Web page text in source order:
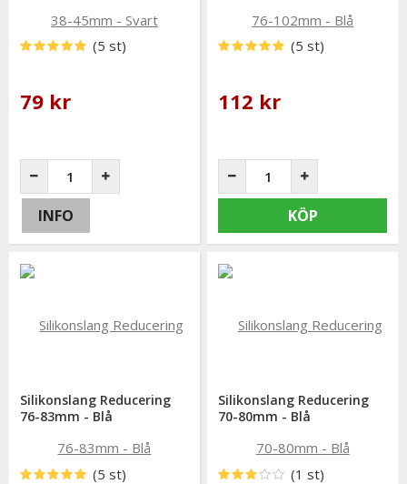
(5 st)
79 kr
INFO
(5 st)
112 kr
KÖP
Silikonslang Reducering
76-83mm - Blå
(5 st)
Silikonslang Reducering
70-80mm - Blå
(1 st)